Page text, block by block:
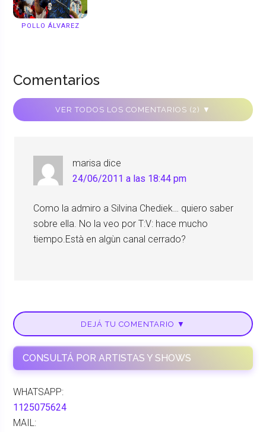
POLLO ÁLVAREZ
Comentarios
VER TODOS LOS COMENTARIOS (2) ▼
marisa dice
24/06/2011 a las 18:44 pm
Como la admiro a Silvina Chediek… quiero saber
sobre ella. No la veo por T:V: hace mucho
tiempo.Està en algùn canal cerrado?
DEJÁ TU COMENTARIO ▼
CONSULTÁ POR ARTISTAS Y SHOWS
WHATSAPP:
1125075624
MAIL: